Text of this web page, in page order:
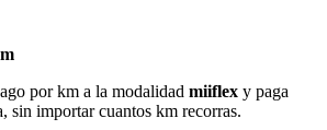
por km a la modalidad miiflex y paga
sin importar cuantos km recorras.